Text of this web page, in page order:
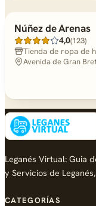
Núñez de Arenas
4,0(123)
Tienda de ropa de
Avenida de Gran
Leganés Virtual: Guia
y Servicios de
CATEGORÍAS